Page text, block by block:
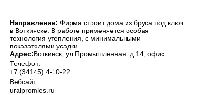
Направление: Фирма строит дома из бруса под ключ
в Воткинске. В работе применяется особая
технология утепления, с минимальными
показателями усадки.
Адрес:Воткинск , ул.Промышленная, д.14, офис
Телефон:
+7 (34145) 4-10-22
Вебсайт:
uralpromles.ru